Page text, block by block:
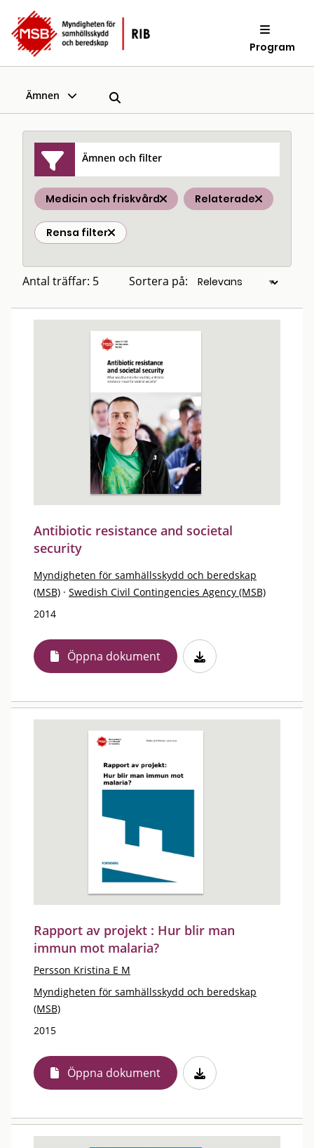
Program
Ämnen
Ämnen och filter
Medicin och friskvård Relaterade
Rensa filter
Antal träffar: 5 Sortera på:
Antibiotic resistance and societal
security
Myndigheten för samhällsskydd och beredskap
(MSB) · Swedish Civil Contingencies Agency (MSB)
2014
Öppna dokument
Rapport av projekt : Hur blir man
immun mot malaria?
Persson Kristina E M
Myndigheten för samhällsskydd och beredskap
(MSB)
2015
Öppna dokument